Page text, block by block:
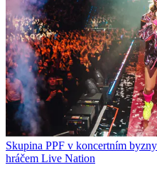
Skupina PPF v koncertním
hráčem Live Nation